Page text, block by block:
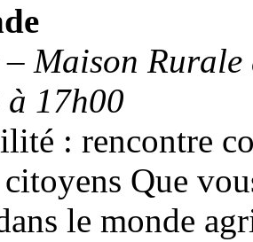
– Maison Rurale
à 17h00
: rencontre
Que
le monde